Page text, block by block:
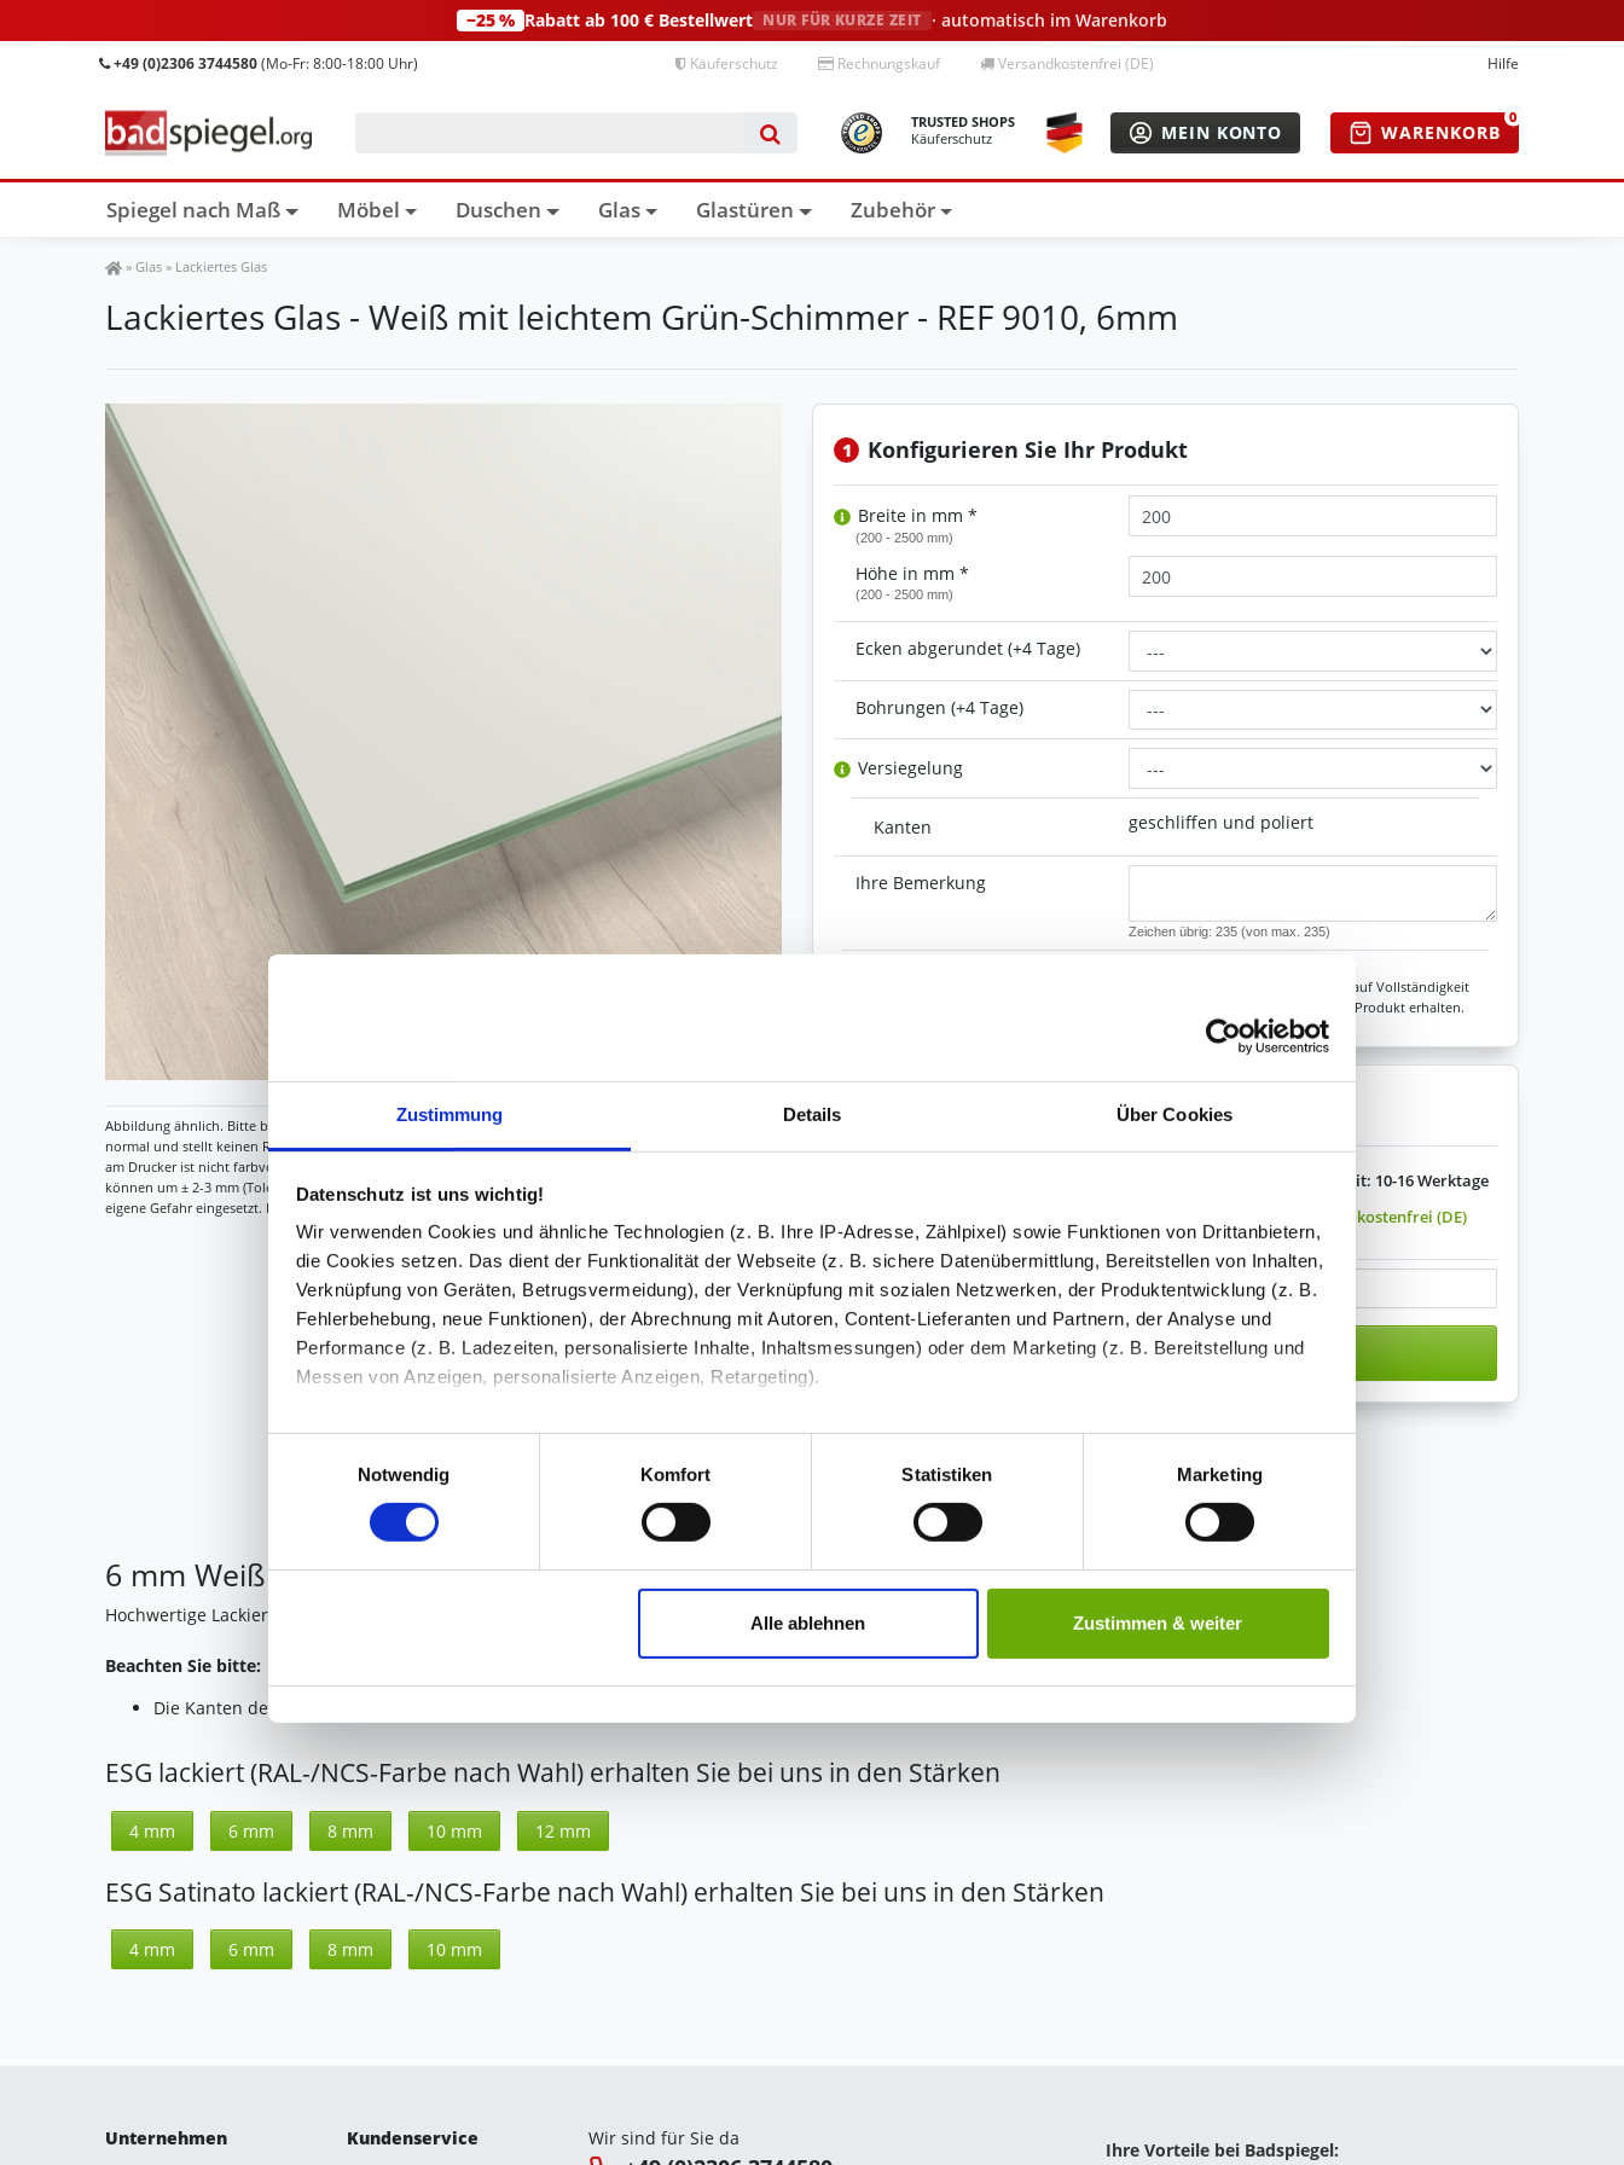
Zustimmung Details Über Cookies
Datenschutz ist uns wichtig!
Wir verwenden Cookies und ähnliche Technologien (z. B. Ihre IP-Adresse, Zählpixel) sowie Funktionen von Drittanbietern,
die Cookies setzen. Das dient der Funktionalität der Webseite (z. B. sichere Datenübermittlung, Bereitstellen von Inhalten,
Verknüpfung von Geräten, Betrugsvermeidung), der Verknüpfung mit sozialen Netzwerken, der Produktentwicklung (z. B.
Fehlerbehebung, neue Funktionen), der Abrechnung mit Autoren, Content-Lieferanten und Partnern, der Analyse und
Performance (z. B. Ladezeiten, personalisierte Inhalte, Inhaltsmessungen) oder dem Marketing (z. B. Bereitstellung und
Messen von Anzeigen, personalisierte Anzeigen, Retargeting).
Die Einzelheiten können Sie unter Datenschutz nachlesen. Über den Link "Cookies" am Seitenende können Sie mehr über
die eingesetzten Technologien und Partner erfahren und die von Ihnen gewünschten Einstellungen vornehmen.
Indem Sie auf den Button "Zustimmen" klicken, willigen Sie in die Verarbeitung Ihrer personenbezogenen Daten zu den
Impressum|Datenschutz
Notwendig
Komfort Statistiken Marketing
Alle ablehnen Zustimmen & weiter
−25 % Rabatt ab 100 € Bestellwert NUR FÜR KURZE ZEIT · automatisch im Warenkorb
+49 (0)2306 3744580(Mo-Fr: 8:00-18:00 Uhr) Käuferschutz Rechnungskauf Versandkostenfrei (DE) Hilfe
TRUSTED SHOPS
Käuferschutz
MEIN KONTO WARENKORB
0
Spiegel nach Maß Möbel Duschen Glas Glastüren Zubehör
Spiegel Shop
» Glas » Lackiertes Glas
Lackiertes Glas - Weiß mit leichtem Grün-Schimmer - REF 9010, 6mm
1 Konfigurieren Sie Ihr Produkt
Breite in mm *
(200 - 2500 mm)
Höhe in mm *
(200 - 2500 mm)
Ecken abgerundet (+4 Tage)
Bohrungen (+4 Tage)
Versiegelung
Kanten geschliffen und poliert
Ihre Bemerkung
Zeichen übrig: 235 (von max. 235)
Unsere Experten prüfen jede Konfiguration auf Vollständigkeit
und Kompatibilität. So können Sie sich sicher sein, dass Sie immer ein fehlerfreies Produkt erhalten.
Produkt in den Warenkorb legen
Preis inkl. MwSt
Abhängig vomLieferlandkann der Preis variieren.
Lieferzeit: 10-16 Werktage
Versandkostenfrei (DE)
Anzahl / Menge
In den Warenkorb
6 mm Weiß mit leichtem Grün-Schimmer lackiertes Glas
Hochwertige Lackierung in Weiß mit leichtem Grün-Schimmer - 6 Millimeter starke Glasplatten - Zuschnitt nach Maß
Beachten Sie bitte:
Die Kanten der Glasscheibe sind lackiert.
ESG lackiert (RAL-/NCS-Farbe nach Wahl) erhalten Sie bei uns in den Stärken
4 mm 6 mm 8 mm 10 mm 12 mm
ESG Satinato lackiert (RAL-/NCS-Farbe nach Wahl) erhalten Sie bei uns in den Stärken
4 mm 6 mm 8 mm 10 mm
Unternehmen Kundenservice Wir sind für Sie da
Ihre Vorteile bei Badspiegel: